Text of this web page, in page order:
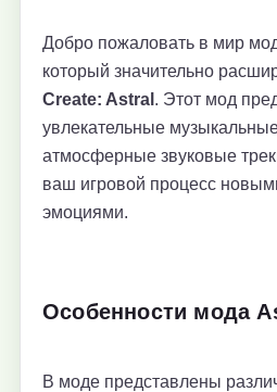
Добро пожаловать в мир
который значительно
Create: Astral . Этот мод
увлекательные
атмосферные звуковые
ваш игровой процесс
эмоциями.
Особенности мода
В моде представлены